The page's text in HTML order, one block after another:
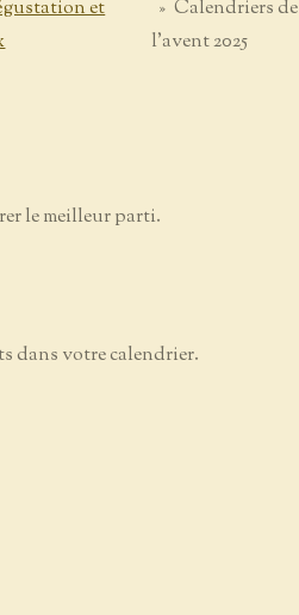
et
» Calendriers de
l'avent 2025
le meilleur parti.
dans votre calendrier.